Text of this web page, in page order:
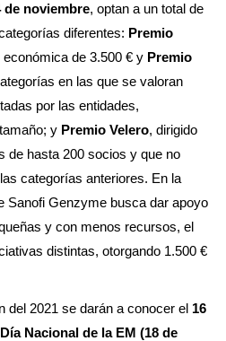
de noviembre, optan a un total de
diferentes: Premio
de 3.500 € y Premio
en las que se valoran
por las entidades,
y Premio Velero, dirigido
de hasta 200 socios y que no
categorías anteriores. En la
Sanofi Genzyme busca dar apoyo
y con menos recursos, el
distintas, otorgando 1.500 €
del 2021 se darán a conocer el 16
Nacional de la EM (18 de